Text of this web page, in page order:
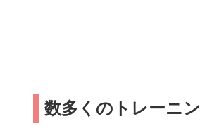
数多くのトレーニ